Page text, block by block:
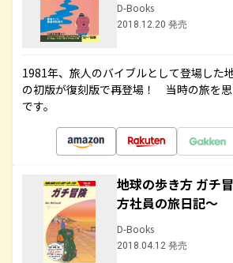
D-Books
2018.12.20 発売
1981年、旅人のバイブルとして登場した
の初版が復刻版で再登場！ 当時の旅を
です。
地球の歩き方 ガチ
方社員の旅日記～
D-Books
2018.04.12 発売